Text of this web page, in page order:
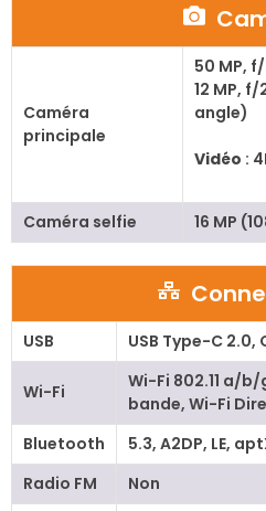
Caméra
principale
50 MP,
12 MP, f/
angle)
Vidéo :
Caméra selfie 16 MP
USB USB Type-C 2.0,
Wi-Fi
Wi-Fi 802.11 a/
bande, Wi-Fi
Bluetooth
5.3, A2DP, LE,
Radio FM
Non